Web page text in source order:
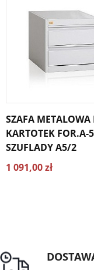
SZAFA METALOWA
KARTOTEK FOR.A-
SZUFLADY A5/2
1 091,00 zł